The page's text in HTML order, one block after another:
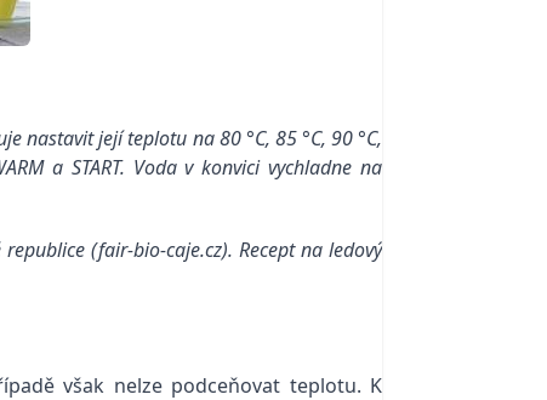
nastavit její teplotu na 80 °C, 85 °C, 90 °C,
a START. Voda v konvici vychladne na
(fair-bio-caje.cz). Recept na ledový
však nelze podceňovat teplotu. K